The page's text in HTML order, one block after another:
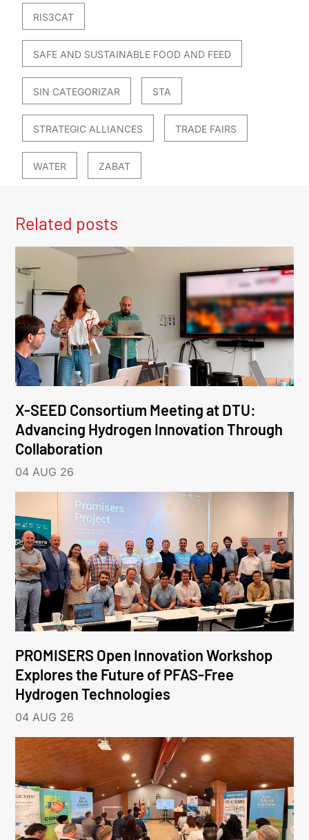
RIS3CAT
SAFE AND SUSTAINABLE FOOD AND FEED
SIN CATEGORIZAR STA
STRATEGIC ALLIANCES TRADE FAIRS
WATER ZABAT
Related posts
X-SEED Consortium Meeting at DTU:
Advancing Hydrogen Innovation Through
Collaboration
04 AUG 26
PROMISERS Open Innovation Workshop
Explores the Future of PFAS-Free
Hydrogen Technologies
04 AUG 26